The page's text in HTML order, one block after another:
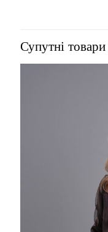
Супутні товари